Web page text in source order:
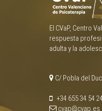
El CVaP, Centro
respuesta
adulta y la
C/ Pobla del
+34 655 34 54
cvap@cvap.es